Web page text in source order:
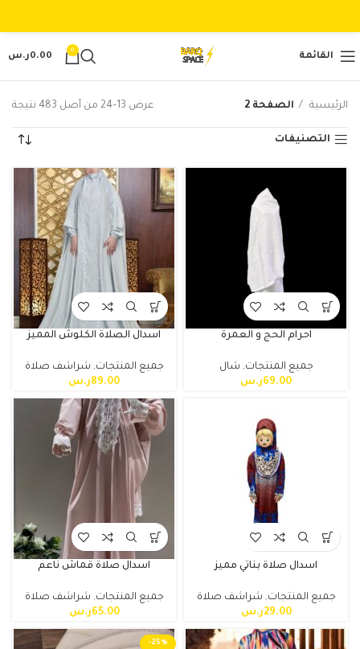
القائمة
0
0.00ر.س
الرئيسية الصفحة 2 عرض 13–24 من أصل 483 نتيجة
التصنيفات
احرام الحج و العمرة
جميع المنتجات, شال
69.00ر.س
اسدال الصلاة الكلوش المميز
جميع المنتجات, شراشف صلاة
89.00ر.س
اسدال صلاة بناتي مميز
جميع المنتجات, شراشف صلاة
29.00ر.س
اسدال صلاة قماش ناعم
جميع المنتجات, شراشف صلاة
65.00ر.س
-25%